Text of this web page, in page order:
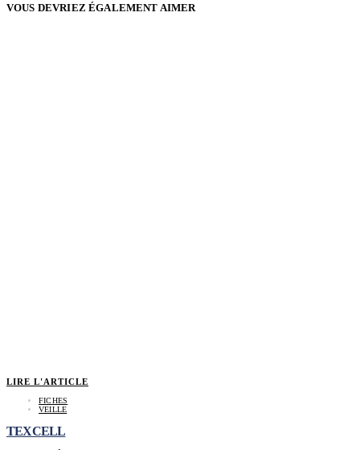
VOUS DEVRIEZ ÉGALEMENT AIMER
LIRE L'ARTICLE
FICHES
VEILLE
TEXCELL